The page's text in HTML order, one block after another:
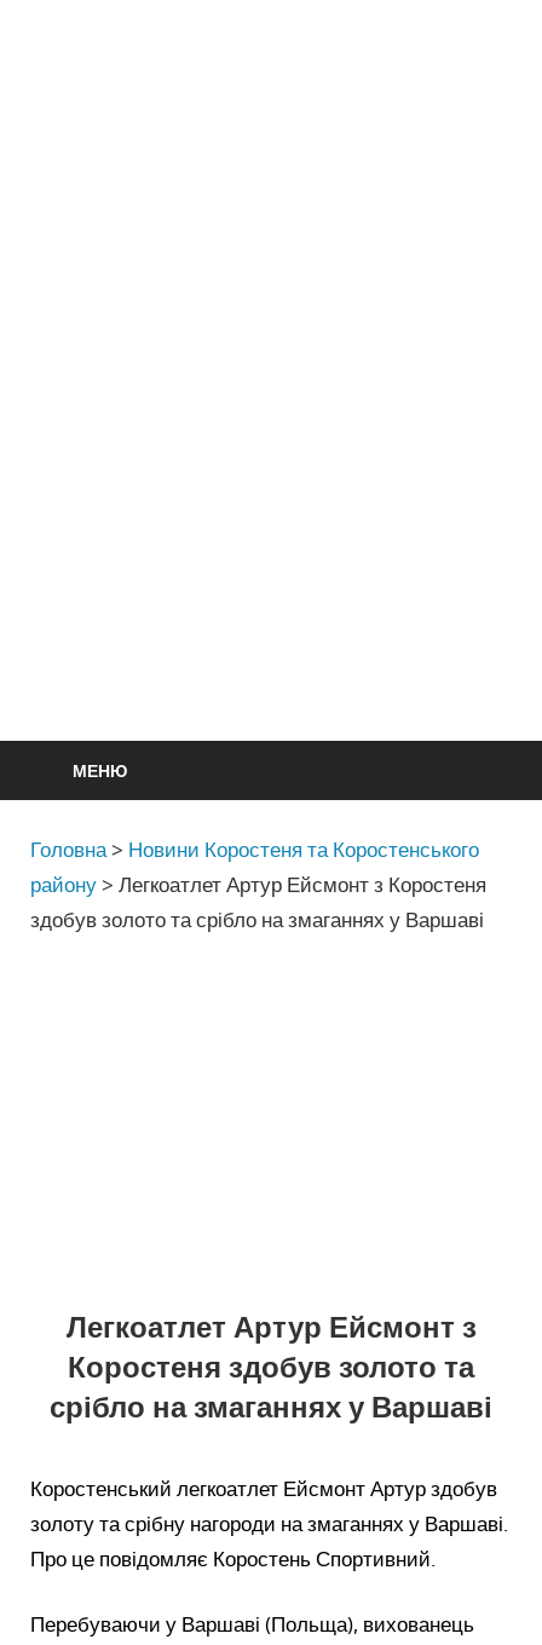
МЕНЮ
Головна > Новини Коростеня та Коростенського
району >Легкоатлет Артур Ейсмонт з Коростеня
здобув золото та срібло на змаганнях у Варшаві
Легкоатлет Артур Ейсмонт з
Коростеня здобув золото та
срібло на змаганнях у Варшаві
Коростенський легкоатлет Ейсмонт Артур здобув
золоту та срібну нагороди на змаганнях у Варшаві.
Про це повідомляє Коростень Спортивний.
Перебуваючи у Варшаві (Польща), вихованець